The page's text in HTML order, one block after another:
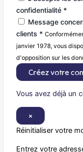
confidentialité *
Message
clients *
janvier 1978, vous
d'opposition sur les
Créez votre
Vous avez déjà un
×
Réinitialiser votre
Entrez votre